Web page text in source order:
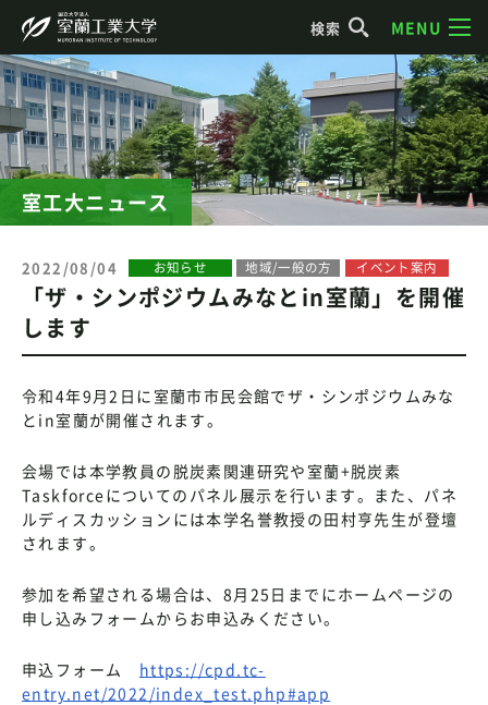
検索 MENU
室工大ニュース
2022/08/04 お知らせ 地域/一般の方 イベント案内
「ザ・シンポジウムみなとin室蘭」を開催
します
令和4年9月2日に室蘭市市民会館でザ・シンポジウムみな
とin室蘭が開催されます。
会場では本学教員の脱炭素関連研究や室蘭+脱炭素
Taskforceについてのパネル展示を行います。また、パネ
ルディスカッションには本学名誉教授の田村亨先生が登壇
されます。
参加を希望される場合は、8月25日までにホームページの
申し込みフォームからお申込みください。
申込フォーム https://cpd.tc-
entry.net/2022/index_test.php#app